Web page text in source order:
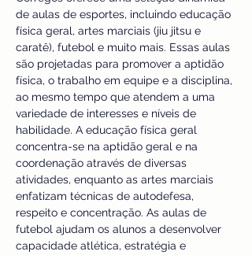
de aulas de esportes, incluindo educação
física geral, artes marciais (jiu jitsu e
caratê), futebol e muito mais. Essas aulas
são projetadas para promover a aptidão
física, o trabalho em equipe e a disciplina,
ao mesmo tempo que atendem a uma
variedade de interesses e níveis de
habilidade. A educação física geral
concentra-se na aptidão geral e na
coordenação através de diversas
atividades, enquanto as artes marciais
enfatizam técnicas de autodefesa,
respeito e concentração. As aulas de
futebol ajudam os alunos a desenvolver
capacidade atlética, estratégia e